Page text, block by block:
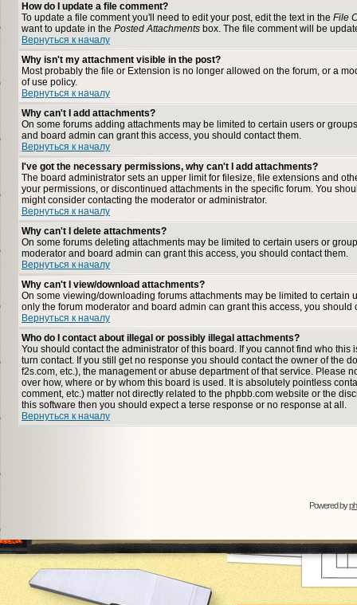
How do I update a file comment?
To update a file comment you'll need to edit your post, edit the text in the File
want to update in the Posted Attachments box. The file comment will be
Вернуться к началу
Why isn't my attachment visible in the post?
Most probably the file or Extension is no longer allowed on the forum, or a
of use policy.
Вернуться к началу
Why can't I add attachments?
On some forums adding attachments may be limited to certain users or
and board admin can grant this access, you should contact them.
Вернуться к началу
I've got the necessary permissions, why can't I add attachments?
The board administrator sets an upper limit for filesize, file extensions and
your permissions, or discontinued attachments in the specific forum. You
might consider contacting the moderator or administrator.
Вернуться к началу
Why can't I delete attachments?
On some forums deleting attachments may be limited to certain users or
moderator and board admin can grant this access, you should contact them.
Вернуться к началу
Why can't I view/download attachments?
On some viewing/downloading forums attachments may be limited to
only the forum moderator and board admin can grant this access, you should
Вернуться к началу
Who do I contact about illegal or possibly illegal attachments?
You should contact the administrator of this board. If you cannot find who
turn contact. If you still get no response you should contact the owner of the
f2s.com, etc.), the management or abuse department of that service.
over how, where or by whom this board is used. It is absolutely pointless
comment, etc.) matter not directly related to the phpbb.com website or the
this software then you should expect a terse response or no response at all.
Вернуться к началу
Powered by